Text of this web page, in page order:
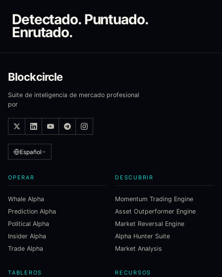
Detectado. Puntuado.
Enrutado.
Blockcircle
Suite de inteligencia de mercado profesional
por
Español
OPERAR
Whale Alpha
Prediction Alpha
Political Alpha
Insider Alpha
Trade Alpha
DESCUBRIR
Momentum Trading Engine
Asset Outperformer Engine
Market Reversal Engine
Alpha Hunter Suite
Market Analysis
TABLEROS RECURSOS